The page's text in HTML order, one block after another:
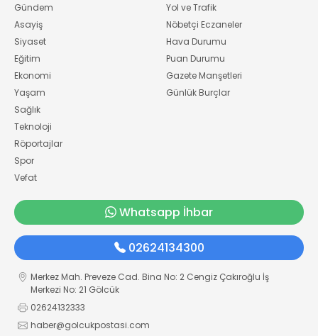
Gündem
Asayiş
Siyaset
Eğitim
Ekonomi
Yaşam
Sağlık
Teknoloji
Röportajlar
Spor
Vefat
Yol ve Trafik
Nöbetçi Eczaneler
Hava Durumu
Puan Durumu
Gazete Manşetleri
Günlük Burçlar
Whatsapp İhbar
02624134300
Merkez Mah. Preveze Cad. Bina No: 2 Cengiz Çakıroğlu İş
Merkezi No: 21 Gölcük
02624132333
haber@golcukpostasi.com